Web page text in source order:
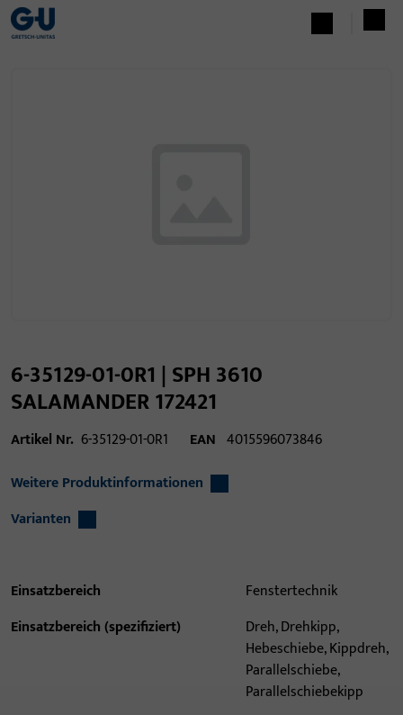
6-35129-01-0R1 | SPH 3610
SALAMANDER 172421
Artikel Nr. 6-35129-01-0R1 EAN 4015596073846
Weitere Produktinformationen
Varianten
Einsatzbereich
Fenstertechnik
Einsatzbereich (spezifiziert)
Dreh, Drehkipp,
Hebeschiebe, Kippdreh,
Parallelschiebe,
Parallelschiebekipp